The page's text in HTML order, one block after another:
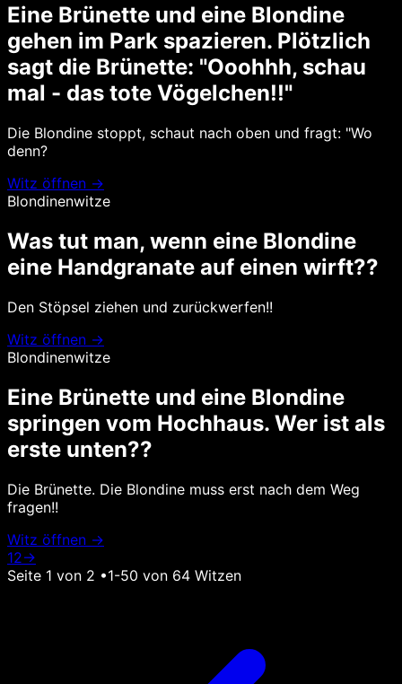
Eine Brünette und eine Blondine
gehen im Park spazieren. Plötzlich
sagt die Brünette: "Ooohhh, schau
mal - das tote Vögelchen!!"
Die Blondine stoppt, schaut nach oben und fragt: "Wo
denn?
Witz öffnen →
Blondinenwitze
Was tut man, wenn eine Blondine
eine Handgranate auf einen wirft??
Den Stöpsel ziehen und zurückwerfen!!
Witz öffnen →
Blondinenwitze
Eine Brünette und eine Blondine
springen vom Hochhaus. Wer ist als
erste unten??
Die Brünette. Die Blondine muss erst nach dem Weg
fragen!!
Witz öffnen →
12→
Seite 1 von 2 •1-50 von 64 Witzen